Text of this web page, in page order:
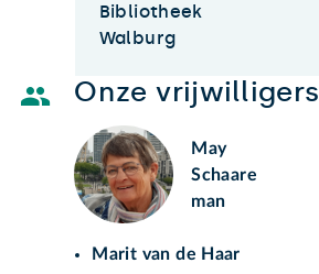
Bibliotheek
Walburg
Onze vrijwilligers
May
Schaare
man
Marit van de Haar